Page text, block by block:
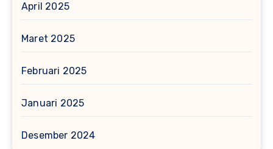
April 2025
Maret 2025
Februari 2025
Januari 2025
Desember 2024